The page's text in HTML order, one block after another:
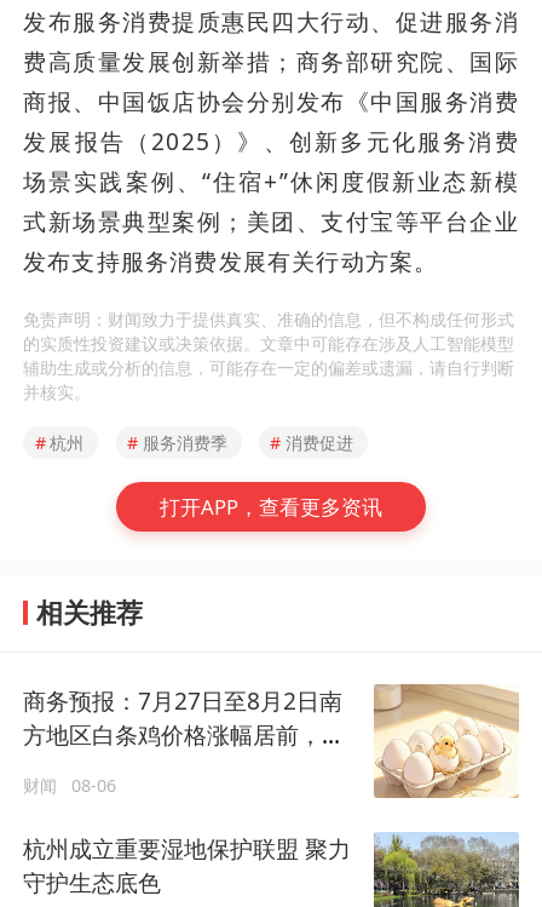
发布服务消费提质惠民四大行动、促进服务消
费高质量发展创新举措；商务部研究院、国际
商报、中国饭店协会分别发布《中国服务消费
发展报告（2025）》、创新多元化服务消费
场景实践案例、“住宿+”休闲度假新业态新模
式新场景典型案例；美团、支付宝等平台企业
发布支持服务消费发展有关行动方案。
免责声明：财闻致力于提供真实、准确的信息，但不构成任何形式
的实质性投资建议或决策依据。文章中可能存在涉及人工智能模型
辅助生成或分析的信息，可能存在一定的偏差或遗漏，请自行判断
并核实。
#杭州 # 服务消费季 # 消费促进
打开APP，查看更多资讯
相关推荐
商务预报：7月27日至8月2日南
方地区白条鸡价格涨幅居前，杭
财闻 08-06
杭州成立重要湿地保护联盟 聚力
守护生态底色